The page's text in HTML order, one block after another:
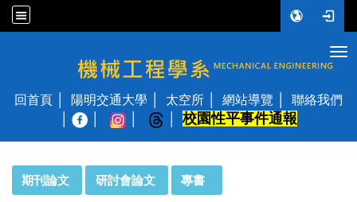
國立陽明交通大學 機械工程學系
回首頁 陽明交通大學 太空所 網站導覽
聯絡我們
校園性平事件通報
期刊論文 研討會論文 專書